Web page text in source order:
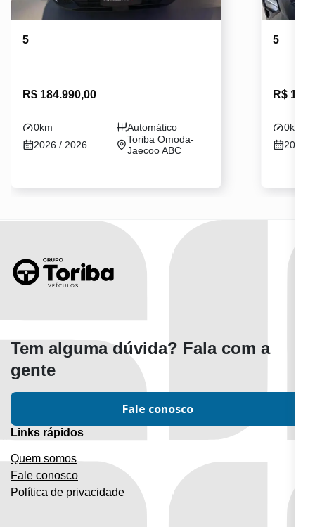
5
R$ 184.990,00
0km
Automático
2026 / 2026
Toriba Omoda-
Jaecoo ABC
5
R$
0km
2026 /
Tem alguma dúvida? Fala com a
gente
Fale conosco
Links rápidos
Quem somos
Fale conosco
Política de privacidade